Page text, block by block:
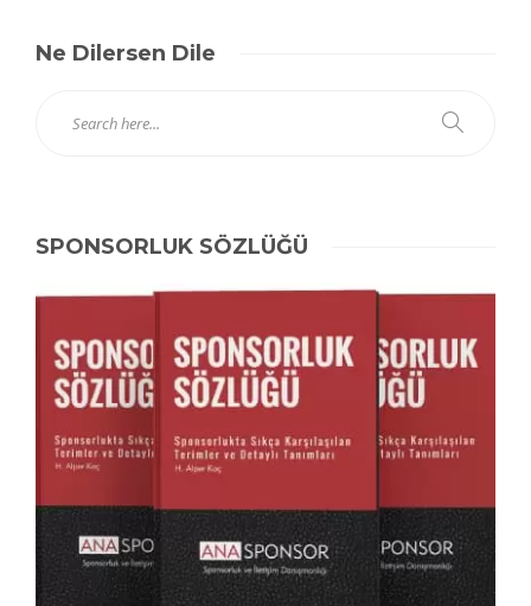
Ne Dilersen Dile
SPONSORLUK SÖZLÜĞÜ